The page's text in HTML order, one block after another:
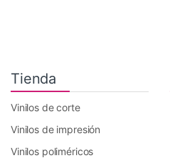
Tienda
Vinilos de corte
Vinilos de impresión
Vinilos poliméricos